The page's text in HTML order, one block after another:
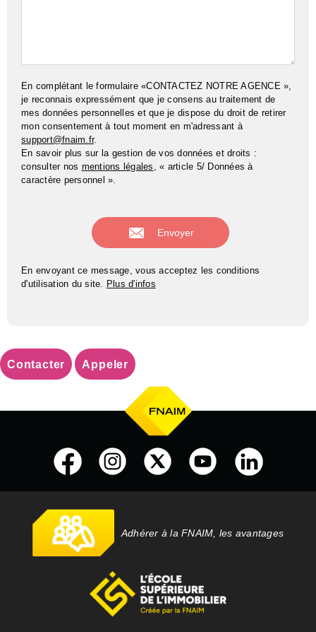
En complétant le formulaire «CONTACTEZ NOTRE AGENCE »,
je reconnais expressément que je consens au traitement de
mes données personnelles et que je dispose du droit de retirer
mon consentement à tout moment en m'adressant à
support@fnaim.fr.
En savoir plus sur la gestion de vos données et droits :
consulter nos mentions légales , « article 5/ Données à
caractère personnel ».
En envoyant ce message, vous acceptez les conditions
d'utilisation du site. Plus d'infos
Contacter Appeler
Adhérer à la FNAIM, les avantages